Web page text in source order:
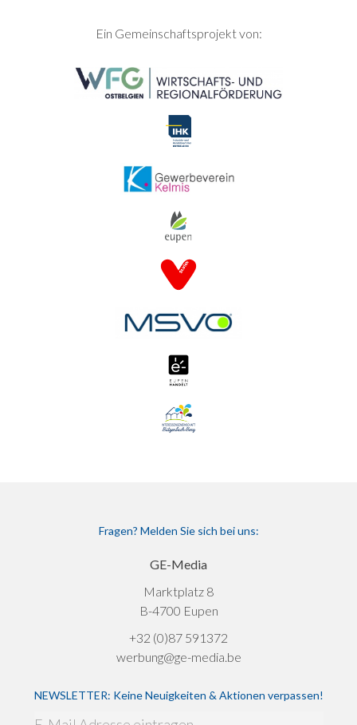
SEITENFUSSEin Gemeinschaftsprojekt von:
Fragen? Melden Sie sich bei uns:
GE-Media
Marktplatz 8
B-4700 Eupen
+32 (0)87 591372
werbung@ge-media.be
NEWSLETTER: Keine Neuigkeiten & Aktionen verpassen!